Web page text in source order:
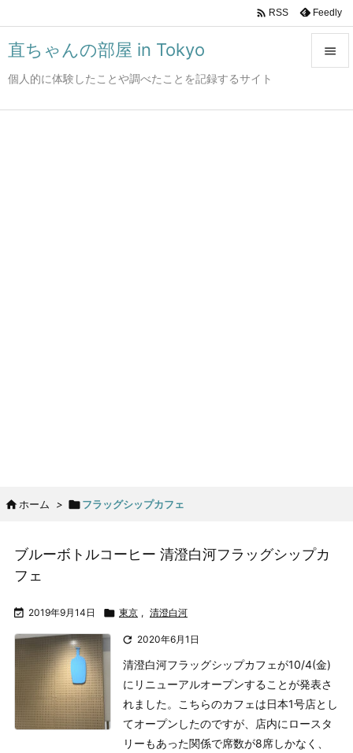
直ちゃんの部屋 in Tokyo
個人的に体験したことや調べたことを記録するサイト

 RSS Feedly
 ホーム > フラッグシップカフェ
ブルーボトルコーヒー 清澄白河フラッグシップカ
フェ
 2019年9月14日  東京 , 清澄白河
 2020年6月1日
清澄白河フラッグシップカフェが10/4(金)
にリニューアルオープンすることが発表さ
れました。こちらのカフェは日本1号店とし
てオープンしたのですが、店内にロースタ
リーもあった関係で席数が8席しかなく、